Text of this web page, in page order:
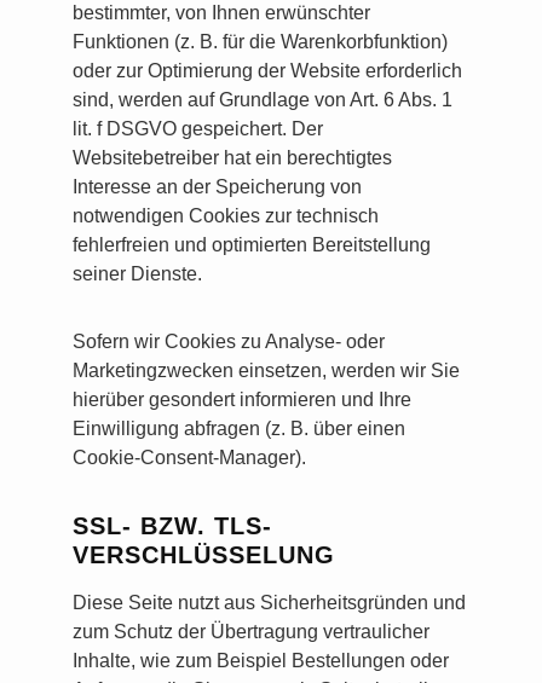
bestimmter, von Ihnen erwünschter
Funktionen (z. B. für die Warenkorbfunktion)
oder zur Optimierung der Website erforderlich
sind, werden auf Grundlage von Art. 6 Abs. 1
lit. f DSGVO gespeichert. Der
Websitebetreiber hat ein berechtigtes
Interesse an der Speicherung von
notwendigen Cookies zur technisch
fehlerfreien und optimierten Bereitstellung
seiner Dienste.
Sofern wir Cookies zu Analyse- oder
Marketingzwecken einsetzen, werden wir Sie
hierüber gesondert informieren und Ihre
Einwilligung abfragen (z. B. über einen
Cookie-Consent-Manager).
SSL- BZW. TLS-
VERSCHLÜSSELUNG
Diese Seite nutzt aus Sicherheitsgründen und
zum Schutz der Übertragung vertraulicher
Inhalte, wie zum Beispiel Bestellungen oder